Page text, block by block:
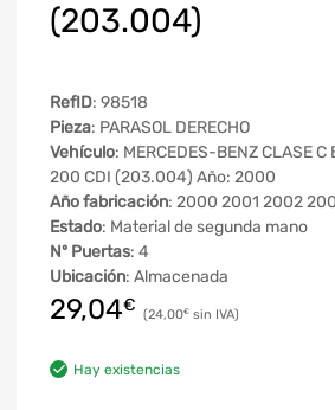
(203.004)
RefID: 98518
Pieza: PARASOL DERECHO
Vehículo: MERCEDES-BENZ CLASE
200 CDI (203.004) Año: 2000
Año fabricación: 2000 2001 2002
Estado: Material de segunda mano
Nº Puertas: 4
Ubicación: Almacenada
29,04€ 24,00€
Hay existencias